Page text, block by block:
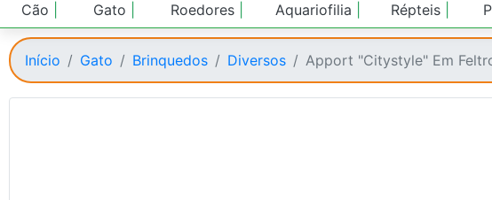
Cão Gato Roedores Aquariofilia Répteis
Início Gato Brinquedos Diversos Apport "Citystyle" Em